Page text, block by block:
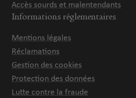
Accès sourds et malentendants
Informations réglementaires
Mentions légales
Réclamations
Gestion des cookies
Protection des données
Lutte contre la fraude